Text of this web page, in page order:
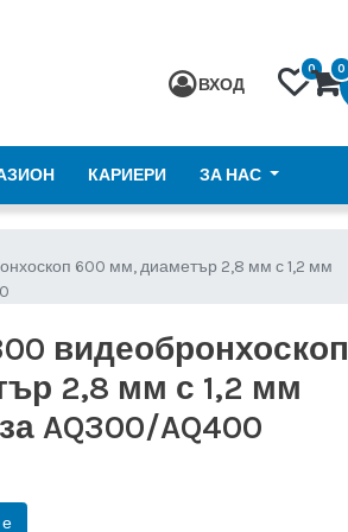
ВХОД
0 0
КАРИЕРИ ЗА НАС
600 мм, диаметър 2,8 мм с 1,2 мм
видеобронхоскоп
2,8 мм с 1,2 мм
AQ300/AQ400